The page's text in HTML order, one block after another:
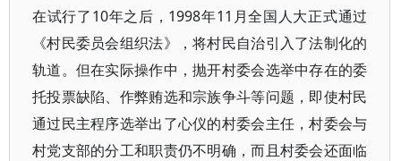
在试行了10年之后，1998年11月全国人大正式通过
《村民委员会组织法》，将村民自治引入了法制化的
轨道。但在实际操作中，抛开村委会选举中存在的委
托投票缺陷、作弊贿选和宗族争斗等问题，即使村民
通过民主程序选举出了心仪的村委会主任，村委会与
村党支部的分工和职责仍不明确，而且村委会还面临